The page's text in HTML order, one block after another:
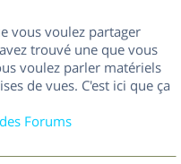
vous voulez partager
trouvé une que vous
voulez parler matériels
de vues. C'est ici que ça
Forums